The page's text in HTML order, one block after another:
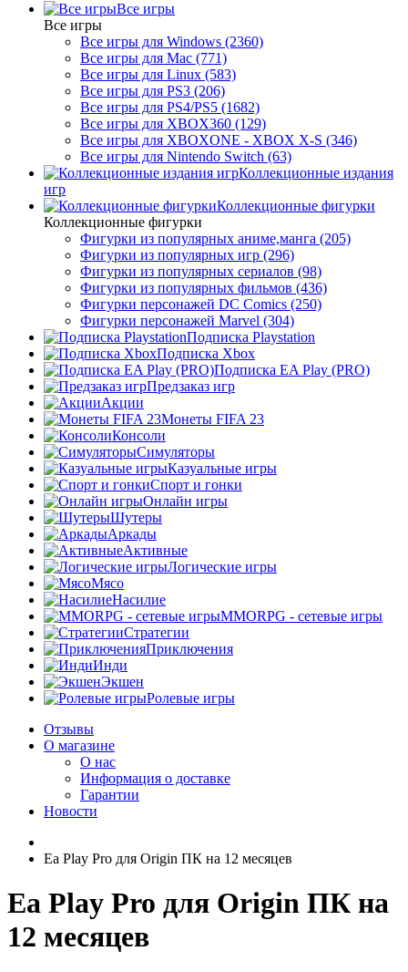
Все игры
Все игры
Все игры для Windows (2360)
Все игры для Mac (771)
Все игры для Linux (583)
Все игры для PS3 (206)
Все игры для PS4/PS5 (1682)
Все игры для XBOX360 (129)
Все игры для XBOXONE - XBOX X-S (346)
Все игры для Nintendo Switch (63)
Коллекционные издания
игр
Коллекционные фигурки
Коллекционные фигурки
Фигурки из популярных аниме,манга (205)
Фигурки из популярных игр (296)
Фигурки из популярных сериалов (98)
Фигурки из популярных фильмов (436)
Фигурки персонажей DC Comics (250)
Фигурки персонажей Marvel (304)
Подписка Playstation
Подписка Xbox
Подписка EA Play (PRO)
Предзаказ игр
Акции
Монеты FIFA 23
Консоли
Симуляторы
Казуальные игры
Спорт и гонки
Онлайн игры
Шутеры
Аркады
Активные
Логические игры
Мясо
Насилие
MMORPG - сетевые игры
Стратегии
Приключения
Инди
Экшен
Ролевые игры
Отзывы
О магазине
О нас
Информация о доставке
Гарантии
Новости
Ea Play Pro для Origin ПК на 12 месяцев
Ea Play Pro для Origin ПК на
12 месяцев